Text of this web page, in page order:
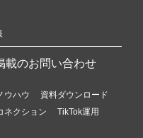
載のお問い合わせ
ウハウ
資料ダウンロード
ネクション
TikTok運用